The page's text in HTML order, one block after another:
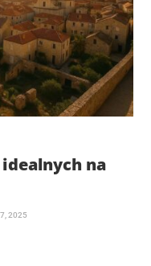
na
7, 2025